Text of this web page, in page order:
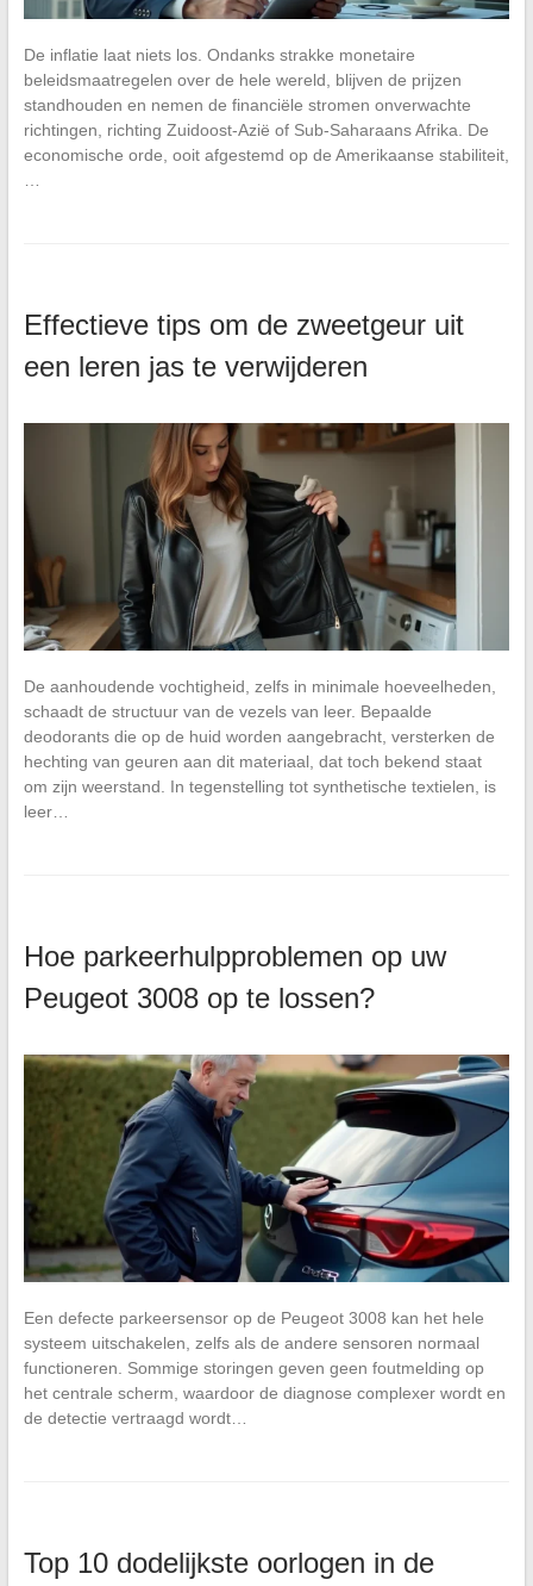
De inflatie laat niets los. Ondanks strakke monetaire
beleidsmaatregelen over de hele wereld, blijven de prijzen
standhouden en nemen de financiële stromen onverwachte
richtingen, richting Zuidoost-Azië of Sub-Saharaans Afrika. De
economische orde, ooit afgestemd op de Amerikaanse stabiliteit,
Effectieve tips om de zweetgeur uit
een leren jas te verwijderen
De aanhoudende vochtigheid, zelfs in minimale hoeveelheden,
schaadt de structuur van de vezels van leer. Bepaalde
deodorants die op de huid worden aangebracht, versterken de
hechting van geuren aan dit materiaal, dat toch bekend staat
om zijn weerstand. In tegenstelling tot synthetische textielen, is
leer…
Hoe parkeerhulpproblemen op uw
Peugeot 3008 op te lossen?
Een defecte parkeersensor op de Peugeot 3008 kan het hele
systeem uitschakelen, zelfs als de andere sensoren normaal
functioneren. Sommige storingen geven geen foutmelding op
het centrale scherm, waardoor de diagnose complexer wordt en
de detectie vertraagd wordt…
Top 10 dodelijkste oorlogen in de